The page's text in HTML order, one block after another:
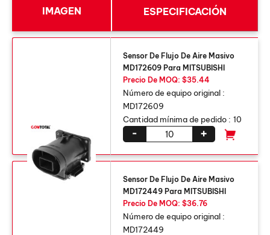
IMAGEN ESPECIFICACIÓN
Sensor De Flujo De Aire Masivo
MD172609 Para MITSUBISHI
Precio De MOQ: $35.44
Número de equipo original :
MD172609
Cantidad mínima de pedido : 10
+
-
Sensor De Flujo De Aire Masivo
MD172449 Para MITSUBISHI
Precio De MOQ: $36.76
Número de equipo original :
MD172449